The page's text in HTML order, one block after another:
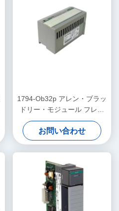
1794-Ob32p アレン・ブラッ
ドリー・モジュール フレッ
クスIO 電子的に保護された
離散出力モジュール
お問い合わせ